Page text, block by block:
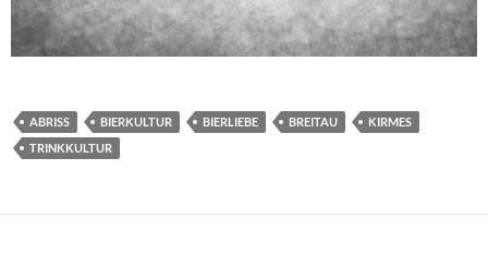
ABRISS BIERKULTUR BIERLIEBE BREITAU
KIRMES
TRINKKULTUR